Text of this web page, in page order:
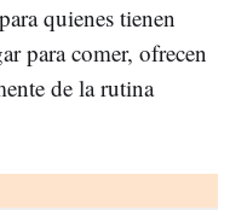
quienes tienen
para comer, ofrecen
de la rutina